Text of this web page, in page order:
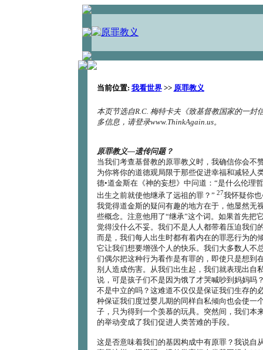
当前位置: 我看世界>> 原罪教义
本页节选自R.C. 梅特卡夫《致基督教国家的一封
多信息，请登录www.ThinkAgain.us。
原罪教义―遗传问题？
当我们考查基督教的原罪教义时，我确信你会不
为你将你的道德观局限于那些促进幸福和减轻人
德•道金斯在《神的妄想》中问道：“是什么伦理
出生之前就使他继承了远祖的罪？” 27我怀疑你
我觉得道金斯的疑问有趣的地方在于，他显然无
些概念。注意他用了“继承”这个词。如果首先把
觉得没什么不妥。我们不是人人都带着压迫我们
而是，我们每人出生时都有着内在的罪恶行为的
它让我们想要增强个人的快乐。我们大多数人不
们偶尔把这种行为看作是有罪的，即使只是想到
别人造成伤害。从我们出生起，我们就表现出自
说，可是孩子们不是因为饿了才哭喊吵到妈妈吗
不是中立的吗？这难道不仅仅是保证我们生存的
种保证我们度过婴儿期的同样自私倾向也会使一
子，只为得到一个羡慕的玩具。突然间，我们本
的举动变成了我们促进人类苦难的手段。
这是否意味着我们的基因构成中有原罪？我说自